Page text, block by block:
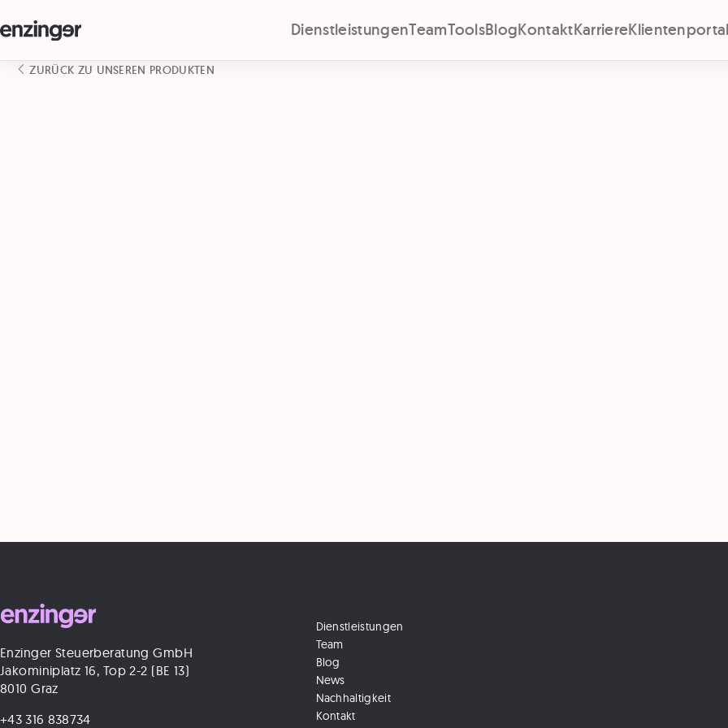
DienstleistungenTeamToolsBlogKontaktKarriereKlientenportal
ZURÜCK ZU UNSEREN PRODUKTEN
Enzinger Steuerberatung GmbH
Jakominiplatz 16, Top 2-2 (BE 13)
8010 Graz
+43 316 838734
Dienstleistungen
Team
Blog
News
Nachhaltigkeit
Kontakt